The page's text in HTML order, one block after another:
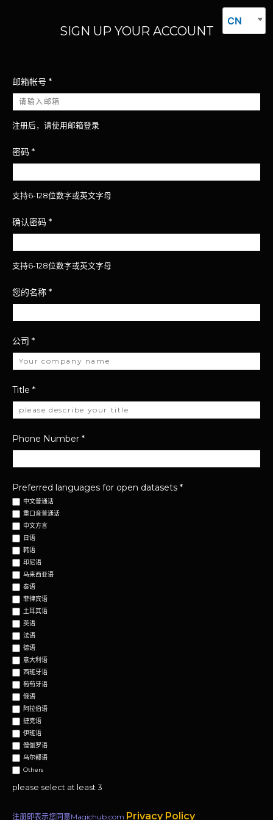
CN
SIGN UP YOUR ACCOUNT
邮箱帐号 *
注册后，请使用邮箱登录
密码 *
支持6-128位数字或英文字母
确认密码 *
支持6-128位数字或英文字母
您的名称 *
公司 *
Title *
Phone Number *
Preferred languages for open datasets *
中文普通话
重口音普通话
中文方言
日语
韩语
印尼语
马来西亚语
泰语
菲律宾语
土耳其语
英语
法语
德语
意大利语
西班牙语
葡萄牙语
俄语
阿拉伯语
捷克语
伊班语
僧伽罗语
乌尔都语
Others
please select at least 3
注册即表示您同意Magichub.com Privacy Policy.